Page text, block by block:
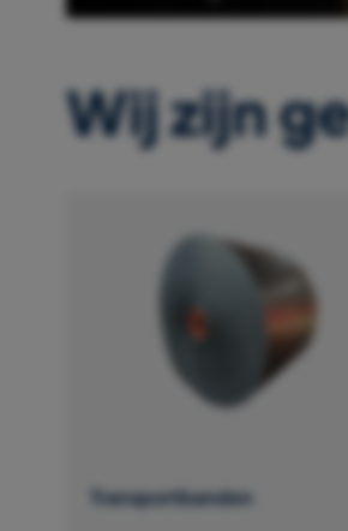
Wij zijn
Transportbanden